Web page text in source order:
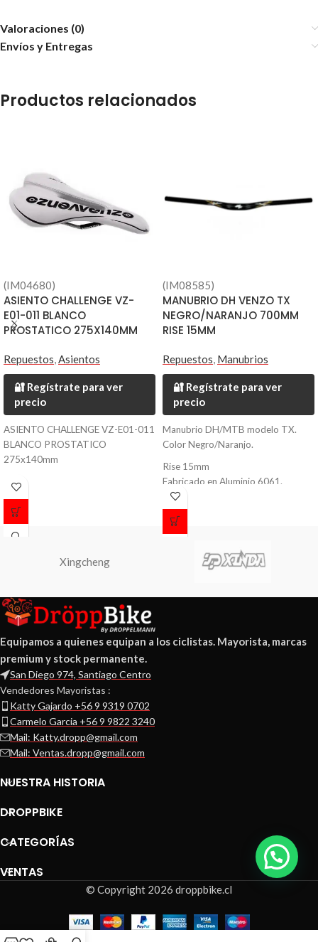
Valoraciones (0)
Envíos y Entregas
Productos relacionados
(IM04680)
ASIENTO CHALLENGE VZ-
E01-011 BLANCO
PROSTATICO 275X140MM
Repuestos,Asientos
🔐 Regístrate para ver
precio
ASIENTO CHALLENGE VZ-E01-011
BLANCO PROSTATICO
275x140mm
(IM08585)
MANUBRIO DH VENZO TX
NEGRO/NARANJO 700MM
RISE 15MM
Repuestos, Manubrios
🔐 Regístrate para ver
precio
Manubrio DH/MTB modelo TX.
Color Negro/Naranjo.
Rise 15mm
Fabricado en Aluminio 6061.
Largo 700mm.
Diámetro 31.8mm.
Peso 420 grs.
Xingcheng
Equipamos a quienes equipan a los ciclistas. Mayorista, marcas
premium y stock permanente.
San Diego 974, Santiago Centro
Vendedores Mayoristas :
Katty Gajardo +56 9 9319 0702
Carmelo Garcia +56 9 9822 3240
Mail: Katty.dropp@gmail.com
Mail: Ventas.dropp@gmail.com
NUESTRA HISTORIA
DROPPBIKE
CATEGORÍAS
VENTAS
© Copyright 2026 droppbike.cl